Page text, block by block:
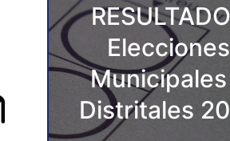
Elecciones
Distritales